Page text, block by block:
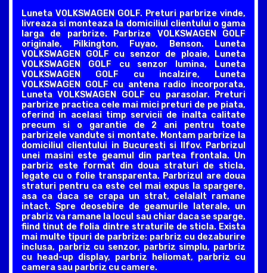
Luneta VOLKSWAGEN GOLF. Preturi parbrize vinde,
livreaza si monteaza la domiciliul clientului o gama
larga de parbrize. Parbrize VOLKSWAGEN GOLF
originale, Pilkington, Fuyao, Benson. Luneta
VOLKSWAGEN GOLF cu senzor de ploaie, Luneta
VOLKSWAGEN GOLF cu senzor lumina, Luneta
VOLKSWAGEN GOLF cu incalzire, Luneta
VOLKSWAGEN GOLF cu antena radio incorporata,
Luneta VOLKSWAGEN GOLF cu parasolar. Preturi
parbrize practica cele mai mici preturi de pe piata,
oferind in acelasi timp servicii de inalta calitate
precum si o garantie de 2 ani pentru toate
parbrizele vandute si montate. Montam parbrize la
domiciliul clientului in Bucuresti si Ilfov. Parbrizul
unei masini este geamul din partea frontala. Un
parbriz este format din doua straturi de sticla,
legate cu o folie transparenta. Parbrizul are doua
straturi pentru ca este cel mai expus la spargere,
asa ca daca se crapa un strat, celalalt ramane
intact. Spre deosebire de geamurile laterale, un
prabriz va ramane la locul sau chiar daca se sparge,
fiind tinut de folia dintre straturile de sticla. Exista
mai multe tipuri de parbrize: parbriz cu dezaburire
inclusa, parbriz cu senzor, parbriz simplu, parbriz
cu head-up display, parbriz heliomat, parbriz cu
camera sau parbriz cu camere.